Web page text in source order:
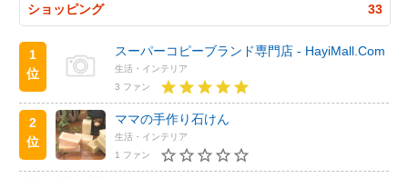
ショッピング 33
1
位
スーパーコピーブランド専門店 - HayiMall.Com
生活・インテリア
3 ファン
2
位
ママの手作り石けん
生活・インテリア
1 ファン